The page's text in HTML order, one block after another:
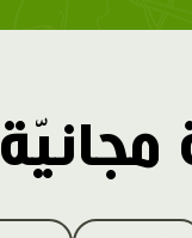
مجانيّة